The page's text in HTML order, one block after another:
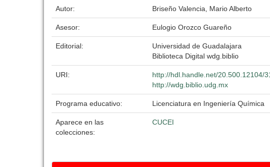
Autor: Briseño Valencia, Mario Alberto
Asesor: Eulogio Orozco Guareño
Editorial:
Universidad de Guadalajara
Biblioteca Digital wdg.biblio
URI:
http://hdl.handle.net/20.500.12104/
http://wdg.biblio.udg.mx
Programa educativo: Licenciatura en Ingeniería Química
Aparece en las
colecciones:
CUCEI